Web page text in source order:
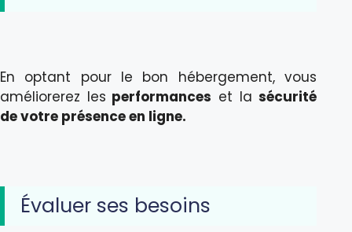
En optant pour le bon hébergement, vous
améliorerez les performances et lasécurité
de votre présence en ligne.
Évaluer ses besoins